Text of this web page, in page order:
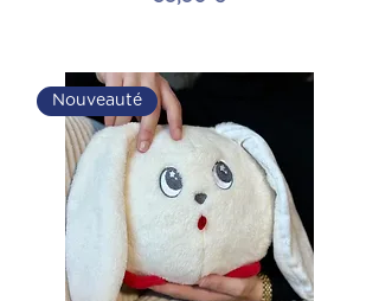
Nouveauté